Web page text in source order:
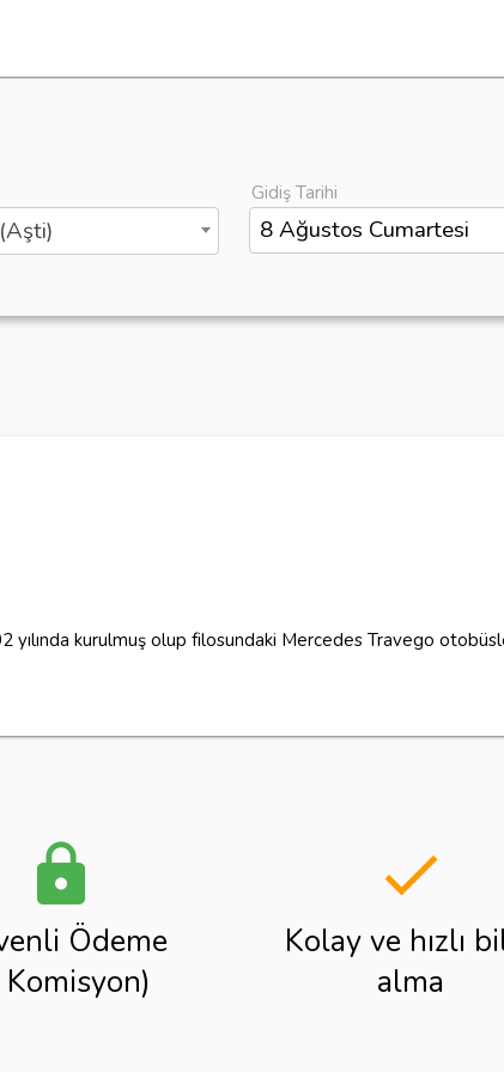
Gidiş Tarihi
kurulmuş olup filosundaki Mercedes Travego
lock
Ödeme
Komisyon)
done
Kolay ve hızlı
alma